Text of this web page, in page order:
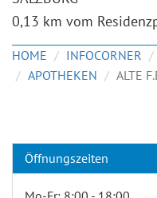
0,13 km vom
HOME INFOCORNER
APOTHEKEN
ALTE
Öffnungszeiten